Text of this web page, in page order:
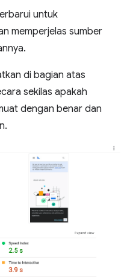
untuk
memperjelas sumber
di bagian atas
sekilas apakah
dengan benar dan